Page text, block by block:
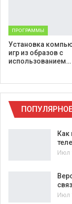
ПРОГРАММЫ
Установка
игр из образов с
использованием…
Как
Июл
Июл